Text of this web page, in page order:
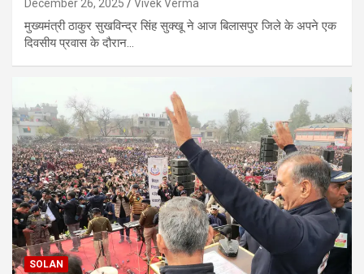
December 26, 2025 Vivek Verma
मुख्यमंत्री ठाकुर सुखविन्द्र सिंह सुक्खू ने आज बिलासपुर जिले के अपने एक
दिवसीय प्रवास के दौरान…
SOLAN